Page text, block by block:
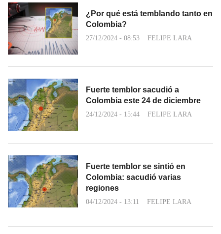
¿Por qué está temblando tanto en
Colombia?
27/12/2024 - 08:53 FELIPE LARA
Fuerte temblor sacudió a
Colombia este 24 de diciembre
24/12/2024 - 15:44 FELIPE LARA
Fuerte temblor se sintió en
Colombia: sacudió varias
regiones
04/12/2024 - 13:11 FELIPE LARA